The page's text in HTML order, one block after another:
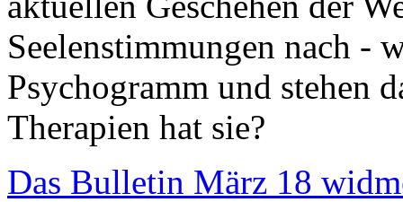
Seelenstimmungen nach -
Psychogramm und stehen
Therapien hat sie?
Das Bulletin März 18